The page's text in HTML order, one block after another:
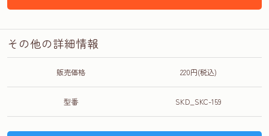
その他の詳細情報
販売価格 220円(税込)
型番 SKD_SKC-159